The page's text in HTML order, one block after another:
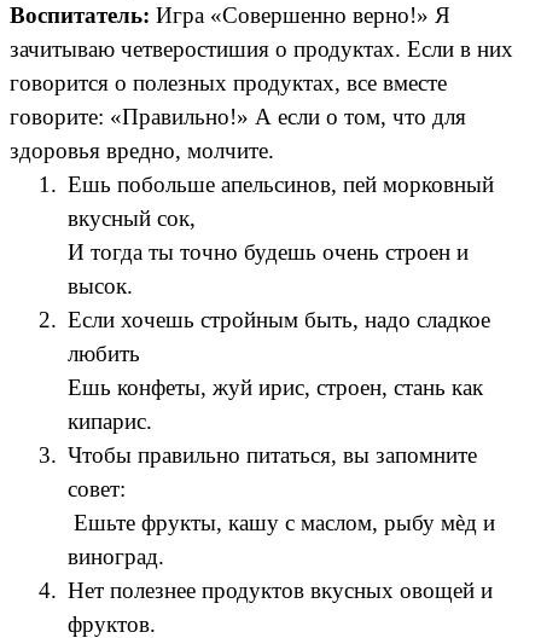
Воспитатель: Игра «Совершенно верно!» Я
зачитываю четверостишия о продуктах. Если в них
говорится о полезных продуктах, все вместе
говорите: «Правильно!» А если о том, что для
здоровья вредно, молчите.
Ешь побольше апельсинов, пей морковный
вкусный сок,
И тогда ты точно будешь очень строен и
высок.
Если хочешь стройным быть, надо сладкое
любить
Ешь конфеты, жуй ирис, строен, стань как
кипарис.
Чтобы правильно питаться, вы запомните
совет:
Ешьте фрукты, кашу с маслом, рыбу мѐд и
виноград.
Нет полезнее продуктов вкусных овощей и
фруктов.